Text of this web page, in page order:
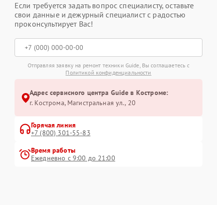
Если требуется задать вопрос специалисту, оставьте
свои данные и дежурный специалист с радостью
проконсультирует Вас!
Отправляя заявку на ремонт техники Guide, Вы соглашаетесь с
Политикой конфиденциальности
Адрес сервисного центра Guide в Костроме:
г. Кострома, Магистральная ул., 20
Горячая линия
+7 (800) 301-55-83
Время работы
Ежедневно с 9:00 до 21:00